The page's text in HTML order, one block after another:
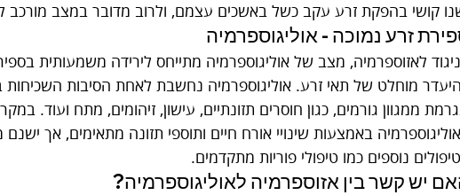
קושי בהפקת זרע עקב כשל באשכים עצמם, ולרוב מדובר במצב מורכב
זרע נמוכה - אוליגוספרמיה
לאזוספרמיה, מצב של אוליגוספרמיה מתייחס לירידה משמעותית
מוחלט של תאי זרע. אוליגוספרמיה נחשבת לאחת הסיבות השכיחות
ממגוון גורמים, כגון חוסרים תזונתיים, עישון, זיהומים, מתח ועוד.
באמצעות שינויי אורח חיים ותוספי תזונה מתאימים, אך
נוספים כמו טיפולי פוריות מתקדמים.
יש קשר בין אזוספרמיה לאוליגוספרמיה?